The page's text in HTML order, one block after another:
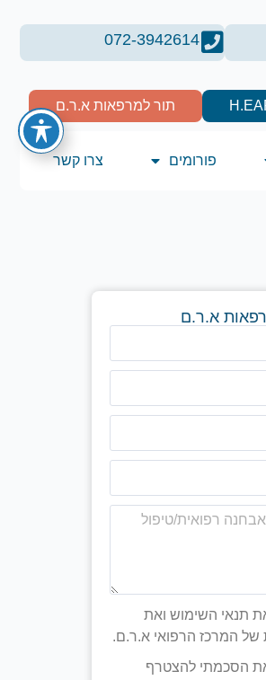
072-3942614
תור למרפאות א.ר.ם
פורומים צרו קשר
א.ר.ם
תנאי השימוש ואת
של המרכז הרפואי א.ר.ם.
הסכמתי להצטרף